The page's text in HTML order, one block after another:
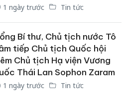
1 ngày trước Tin tức
Bí thư, Chủ tịch nước Tô
tiếp Chủ tịch Quốc hội
Chủ tịch Hạ viện Vương
Thái Lan Sophon Zaram
1 ngày trước Tin tức